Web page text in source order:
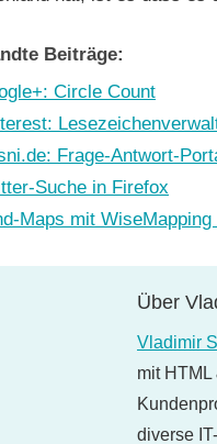
Beiträge:
Circle Count
Frage-Antwort-
Suche in Firefox
Maps mit
Über
Vladimir
mit
diverse